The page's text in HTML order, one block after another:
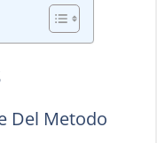
Del Metodo